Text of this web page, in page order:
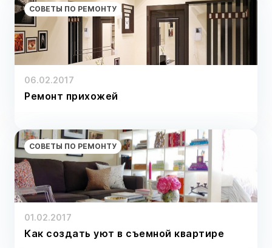
СОВЕТЫ ПО РЕМОНТУ
06.02.2017
Ремонт прихожей
СОВЕТЫ ПО РЕМОНТУ
01.02.2017
Как создать уют в съемной квартире